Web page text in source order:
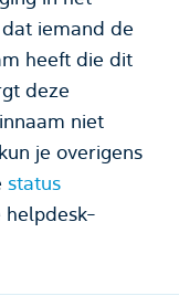
iemand de
heeft die dit
niet
status
helpdesk-